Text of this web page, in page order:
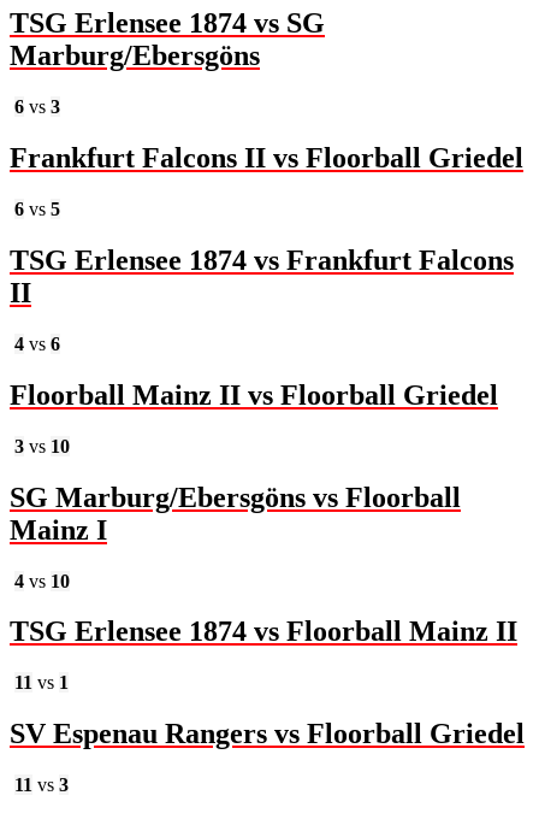
TSG Erlensee 1874 vs SG
Marburg/Ebersgöns
6 vs 3
Frankfurt Falcons II vs Floorball Griedel
6 vs 5
TSG Erlensee 1874 vs Frankfurt Falcons
II
4 vs 6
Floorball Mainz II vs Floorball Griedel
3 vs 10
SG Marburg/Ebersgöns vs Floorball
Mainz I
4 vs 10
TSG Erlensee 1874 vs Floorball Mainz II
11 vs 1
SV Espenau Rangers vs Floorball Griedel
11 vs 3